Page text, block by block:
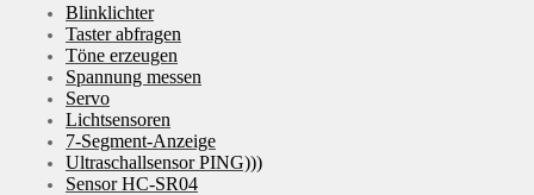
Blinklichter
Taster abfragen
Töne erzeugen
Spannung messen
Servo
Lichtsensoren
7-Segment-Anzeige
Ultraschallsensor PING)))
Sensor HC-SR04